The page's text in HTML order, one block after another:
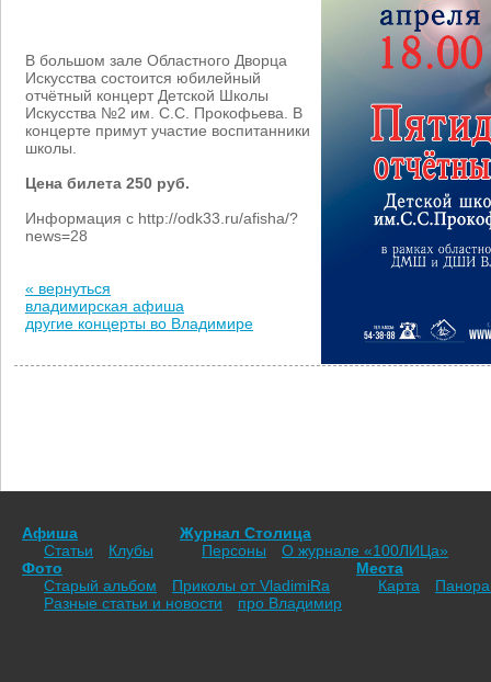
В большом зале Областного Дворца
Искусства состоится юбилейный
отчётный концерт Детской Школы
Искусства №2 им. С.С. Прокофьева. В
концерте примут участие воспитанники
школы.
Цена билета 250 руб.
Информация с http://odk33.ru/afisha/?
news=28
« вернуться
владимирская афиша
другие концерты во Владимире
Афиша
Статьи
Клубы
Журнал Столица
Персоны
О журнале «100ЛИЦа»
Фото
Старый альбом
Приколы от VladimiRа
Места
Карта
Разные статьи и новости
про Владимир